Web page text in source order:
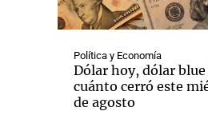
Política y Economía
Dólar hoy, dólar
cuánto cerró este
de agosto